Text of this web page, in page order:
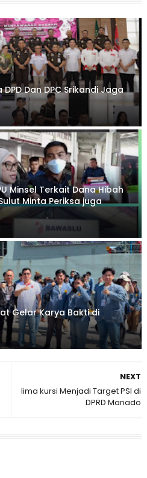
Dan DPC Srikandi Jaga
Minsel Terkait Dana Hibah
Minta Periksa juga
Gelar Karya Bakti di
NEXT
lima kursi Menjadi Target PSI di
DPRD Manado